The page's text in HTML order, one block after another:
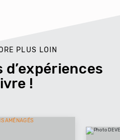
PLUS LOIN
!